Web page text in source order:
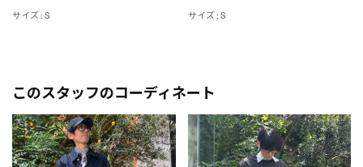
サイズ : S
サイズ : S
このスタッフのコーディネート